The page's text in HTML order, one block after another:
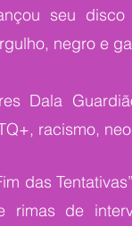
seu
negro e
Dala
racismo,
das
rimas de